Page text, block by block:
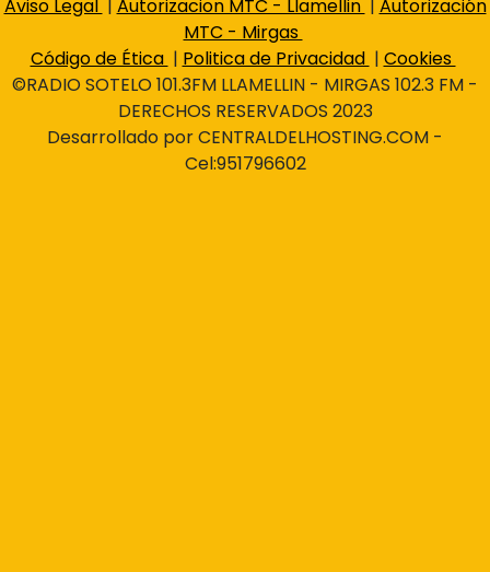
Aviso Legal Autorizacion MTC - Llamellin
Autorización
MTC - Mirgas
Código de Ética | Politica de Privacidad | Cookies
©RADIO SOTELO 101.3FM LLAMELLIN - MIRGAS 102.3 FM -
DERECHOS RESERVADOS 2023
Desarrollado por CENTRALDELHOSTING.COM -
Cel:951796602
alimentos, el personal de Qali Warma, a través de
sus monitores de gestión local, brindó la asistencia
técnica respectiva al personal de la municipalidad.
Ello, con el objetivo de asegurar que los productos
sean almacenados en ambientes seguros, hasta ser
entregados con todos los protocolos de